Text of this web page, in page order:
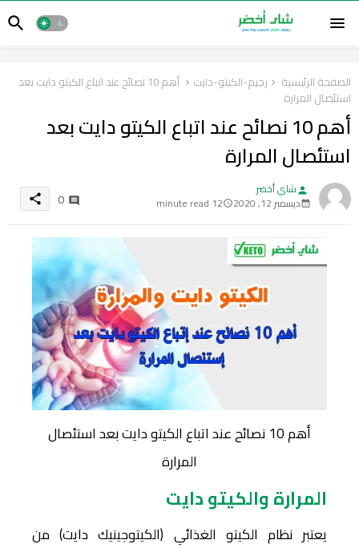
الصفحة الرئيسية رجيم-الكيتو-دايت
أهم 10 نصائح عند اتباع الكيتو دايت بعد
استئصال المرارة
أهم 10 نصائح عند اتباع الكيتو دايت بعد
استئصال المرارة
person شاي أخضر
ديسمبر 12, 2020 12 minute read
0
share
أهم 10 نصائح عند اتباع الكيتو دايت بعد استئصال
المرارة
المرارة والكيتو دايت
يعتبر نظام الكيتو الغذائي (الكيتوجينيك دايت) من